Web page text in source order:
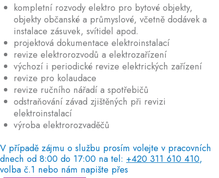
kompletní rozvody elektro pro bytové objekty,
objekty občanské a průmyslové, včetně dodávek a
instalace zásuvek, svítidel apod.
projektová dokumentace elektroinstalací
revize elektrorozvodů a elektrozařízení
výchozí i periodické revize elektrických zařízení
revize pro kolaudace
revize ručního nářadí a spotřebičů
odstraňování závad zjištěných při revizi
elektroinstalací
výroba elektrorozvaděčů
V případě zájmu o službu prosím volejte v pracovních
dnech od 8:00 do 17:00 na tel: +420 311 610 410,
volba č.1 nebo nám napište přes